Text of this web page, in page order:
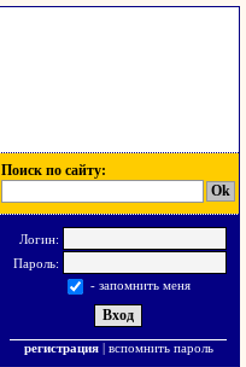
Поиск по сайту:
Логин:
Пароль:
- запомнить меня
регистрация| вспомнить пароль